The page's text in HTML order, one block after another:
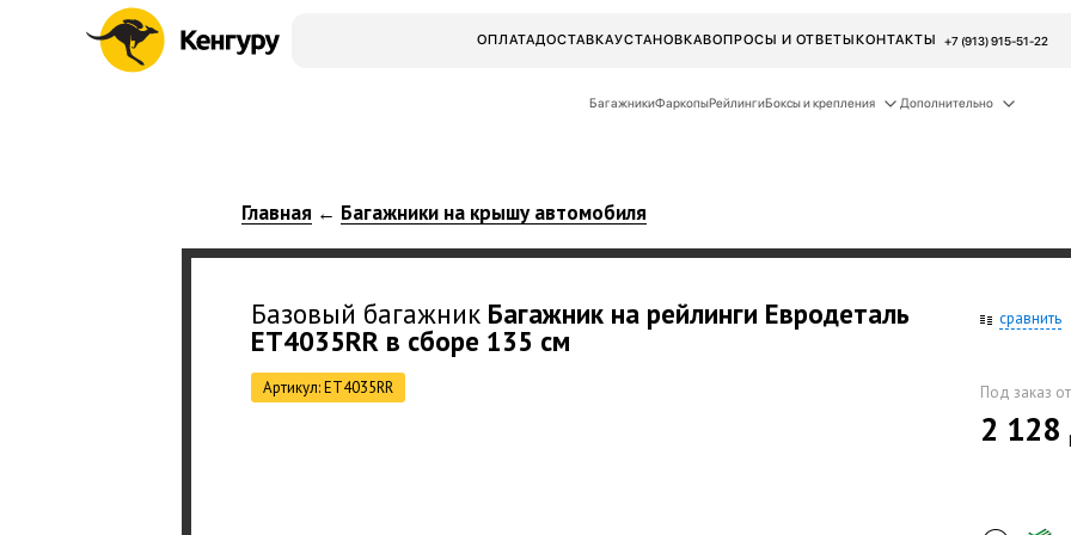
ОПЛАТАДОСТАВКАУСТАНОВКАВОПРОСЫ И ОТВЕТЫКОНТАКТЫ +7 (913) 915-51-22
БагажникиФаркопыРейлингиБоксы и крепления Дополнительно
Главная ← Багажники на крышу автомобиля
Базовый багажник Багажник на рейлинги Евродеталь
ET4035RR в сборе 135 см
Артикул: ET4035RR
сравнить
Под заказ
2 128